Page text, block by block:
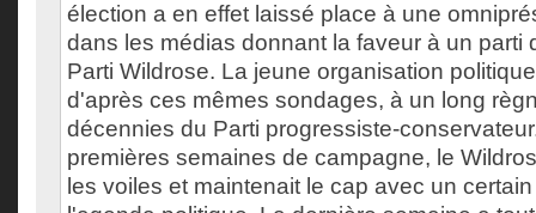
élection a en effet laissé place à une
dans les médias donnant la faveur à un parti
Parti Wildrose. La jeune organisation
d'après ces mêmes sondages, à un long
décennies du Parti progressiste-
premières semaines de campagne, le
les voiles et maintenait le cap avec un